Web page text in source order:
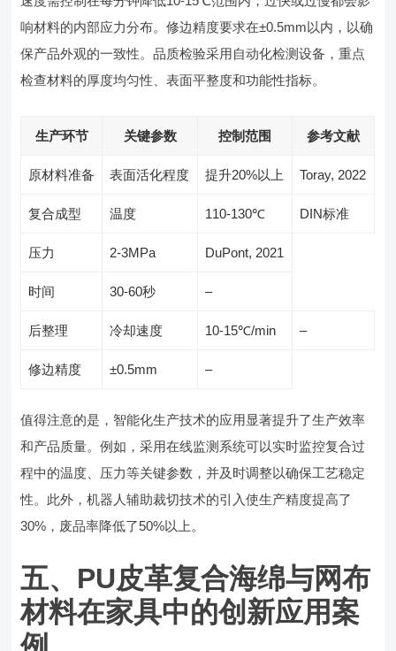
响材料的内部应力分布。修边精度要求在±0.5mm以内，以确
保产品外观的一致性。品质检验采用自动化检测设备，重点
检查材料的厚度均匀性、表面平整度和功能性指标。
生产环节 关键参数 控制范围 参考文献
原材料准备 表面活化程度 提升20%以上 Toray, 2022
复合成型 温度 110-130℃ DIN标准
压力 2-3MPa DuPont, 2021
时间 30-60秒 –
后整理 冷却速度 10-15℃/min –
修边精度 ±0.5mm –
值得注意的是，智能化生产技术的应用显著提升了生产效率
和产品质量。例如，采用在线监测系统可以实时监控复合过
程中的温度、压力等关键参数，并及时调整以确保工艺稳定
性。此外，机器人辅助裁切技术的引入使生产精度提高了
30%，废品率降低了50%以上。
五、PU皮革复合海绵与网布
材料在家具中的创新应用案